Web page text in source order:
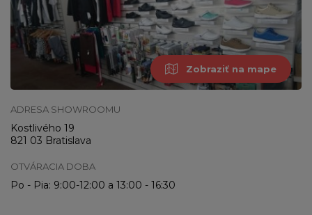
Zobraziť na mape
ADRESA SHOWROOMU
Kostlivého 19
821 03 Bratislava
OTVÁRACIA DOBA
Po - Pia: 9:00-12:00 a 13:00 - 16:30